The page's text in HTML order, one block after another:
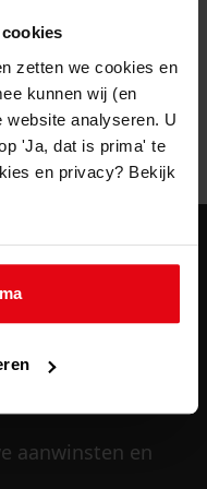
zetten we cookies en
kunnen wij (en
website analyseren. U
'Ja, dat is prima' te
en privacy? Bekijk
* vereist
aanwinsten en